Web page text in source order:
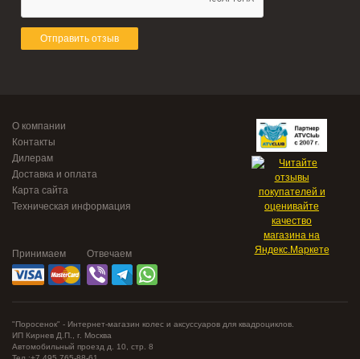
Отправить отзыв
О компании
Контакты
Дилерам
Доставка и оплата
Карта сайта
Техническая информация
Принимаем Отвечаем
"Поросенок" - Интернет-магазин колес и аксуссуаров для квадроциклов.
ИП Кирнев Д.П., г. Москва
Автомобильный проезд д. 10, стр. 8